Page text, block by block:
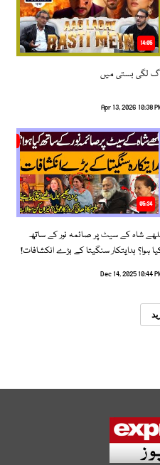
14:05
لگی بستی میں
Apr 13, 2026 10:38
05:34
شاہ کے سیٹ پر صائمہ نور کے ساتھ
ہوا؟ ہدایتکار سنگیتا کے بڑے انکشافات!
Dec 14, 2025 10:44